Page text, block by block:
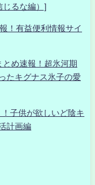
じるな編）]
有益便利情報サイ
め速報！超氷河期
たキグナス氷子の愛
子供が欲しいど陰キ
計画編